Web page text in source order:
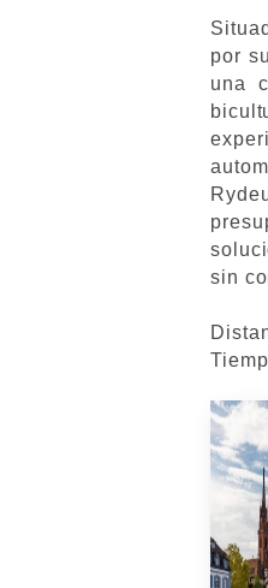
por
una
sin